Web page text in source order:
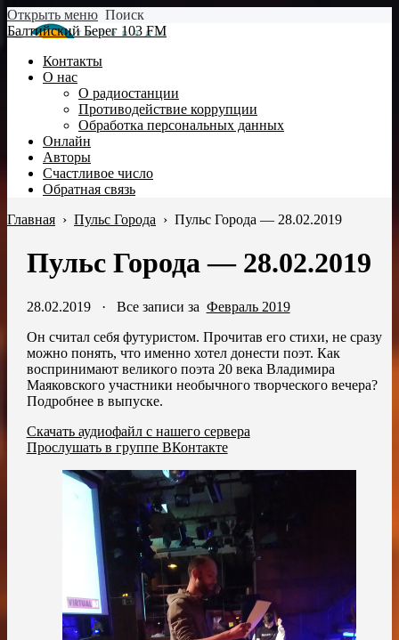
Открыть меню Поиск
Балтийский Берег 103 FM
Контакты
О нас
О радиостанции
Противодействие коррупции
Обработка персональных данных
Онлайн
Авторы
Счастливое число
Обратная связь
Главная › Пульс Города › Пульс Города — 28.02.2019
Пульс Города — 28.02.2019
28.02.2019· Все записи за Февраль 2019
Он считал себя футуристом. Прочитав его стихи, не сразу
можно понять, что именно хотел донести поэт. Как
воспринимают великого поэта 20 века Владимира
Маяковского участники необычного творческого вечера?
Подробнее в выпуске.
Скачать аудиофайл с нашего сервера
Прослушать в группе ВКонтакте